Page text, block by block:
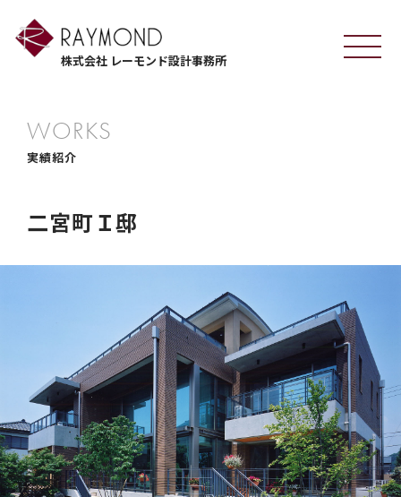
株式会社 レーモンド設計事務所
WORKS
実績紹介
二宮町Ｉ邸